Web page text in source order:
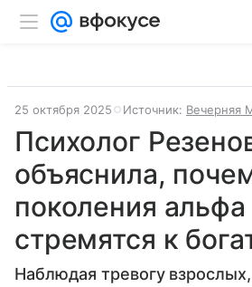
25 октября 2025 Источник: Вечерняя
Психолог
объяснила,
поколения альфа
стремятся к
Наблюдая тревогу